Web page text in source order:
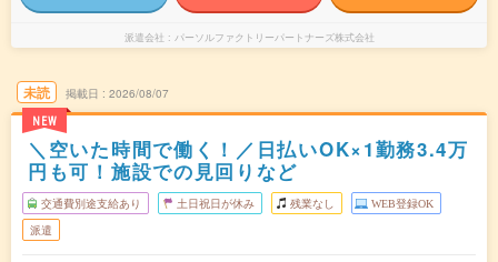
派遣会社 パーソルファクトリーパートナーズ株式会社
未読
NEW
掲載日 2026/08/07
＼空いた時間で働く！／日払いOK×1勤務3.4万
円も可！施設での見回りなど
交通費別途支給あり 土日祝日が休み 残業なし WEB登録OK
派遣